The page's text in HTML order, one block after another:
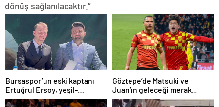
dönüş sağlanılacaktır.”
Bursaspor’un eski kaptanı
Ertuğrul Ersoy, yeşil-
beyazlılara geri döndü
Göztepe’de Matsuki ve
Juan’ın geleceği merak
konusu